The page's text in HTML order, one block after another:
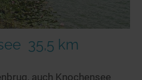
35,5 km
auch Knochensee